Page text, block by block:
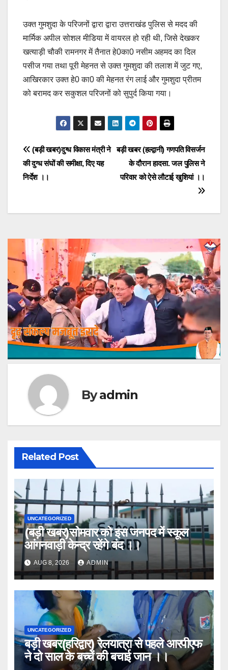
उक्त गुमशुदा के परिजनों द्वारा द्वारा उत्तराखंड पुलिस से मदद की
मार्मिक अपील सोशल मीडिया में वायरल हो रही थी, जिसे देखकर
खत्याड़ी चौकी रामनगर में तैनात हे0का0 नसीम अहमद का दिल
पसीज गया तथा पूरी मेहनत से उक्त गुमशुदा की तलाश में जुट गए,
आखिरकार उक्त हे0 का0 की मेहनत रंग लाई और गुमशुदा प्रीतम
को बरामद कर सकुशल परिजनों को सुपुर्द किया गया।
Post
navigation
बड़ी खबर (हल्द्वानी) गणपति विसर्जन
के दौरान हादसा. जल पुलिस ने
परिवार को ऐसे लौटाई खुशियां ।।
(बड़ी खबर)दुग्ध विकास मंत्री ने
की दुग्ध संघों की समीक्षा, दिए यह
निर्देश ।।
Byadmin
Related Post
UNCATEGORIZED
(बड़ी खबर)सोमवार को इस जनपद में स्कूल
आंगनवाड़ी केन्द्र रहेंगे बंद ।।
AUG 8, 2026 ADMIN
UNCATEGORIZED
बड़ी खबर(हरिद्वार) रेलयात्रा से पहले आरपीएफ
ने दो साल के बच्चें की बचाई जान ।।